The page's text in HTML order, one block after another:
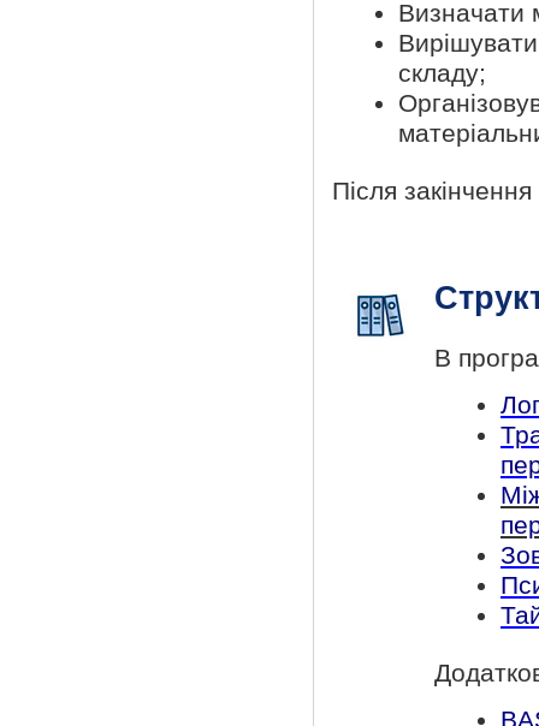
Визначати
складу;
Після
В